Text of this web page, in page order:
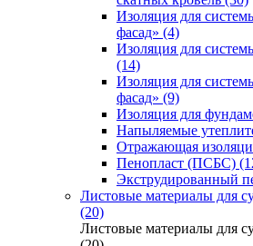
Изоляция для
фасад» (4)
Изоляция для
(14)
Изоляция для
фасад» (9)
Изоляция для
Напыляемые
Отражающая
Пенопласт (ПСБС)
Экструдированный
Листовые материалы для
(20)
Листовые материалы для